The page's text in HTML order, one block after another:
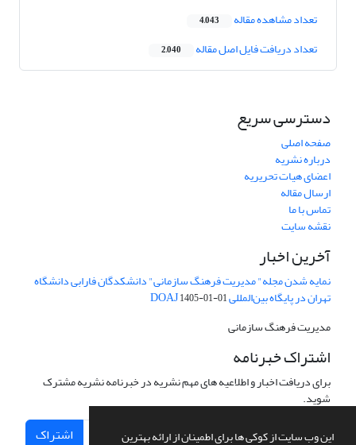
این وب سایت از کوکی ها برای اطمینان از ارائه بهترین
تعداد مشاهده مقاله 4,043
تعداد دریافت فایل اصل مقاله 2,040
دسترسی سریع
صفحه اصلی
درباره نشریه
اعضای هیات تحریریه
ارسال مقاله
تماس با ما
نقشه سایت
آخرین اخبار
نمایه شدن مجله" مدیریت فرهنگ سازمانی" دانشکدگان فارابی دانشگاه
تهران در پایگاه بین‌المللی DOAJ1405-01-01
مدیریت فرهنگ سازمانی
اشتراک خبرنامه
برای دریافت اخبار و اطلاعیه های مهم نشریه در خبرنامه نشریه مشترک
شوید.
اشتراک